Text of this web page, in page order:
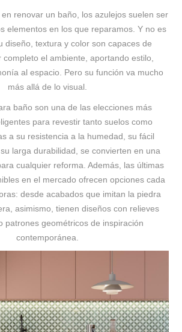
renovar un baño, los azulejos suelen ser
elementos en los que reparamos. Y no es
diseño, textura y color son capaces de
completo el ambiente, aportando estilo,
al espacio. Pero su función va mucho
más allá de lo visual.
baño son una de las elecciones más
para revestir tanto suelos como
a su resistencia a la humedad, su fácil
larga durabilidad, se convierten en una
cualquier reforma. Además, las últimas
en el mercado ofrecen opciones cada
desde acabados que imitan la piedra
asimismo, tienen diseños con relieves
patrones geométricos de inspiración
contemporánea.